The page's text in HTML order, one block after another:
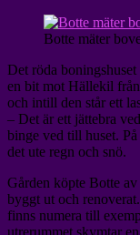
Botte mäter
Det röda
en bit mot Hällekil från
och intill den står ett
– Det är ett jättebra
binge ved till huset.
det ute regn och snö.
Gården köpte Botte
byggt ut och
finns numera till
utrerummet skymtar